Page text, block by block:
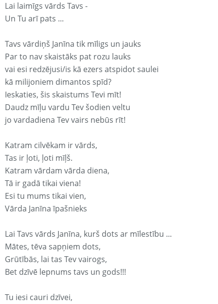
Lai laimīgs vārds Tavs -
Un Tu arī pats ...
Tavs vārdiņš Janīna tik mīligs un jauks
Par to nav skaistāks pat rozu lauks
vai esi redzējusi/is kā ezers atspidot saulei
kā milijoniem dimantos spīd?
Ieskaties, šis skaistums Tevi mīt!
Daudz mīļu vardu Tev šodien veltu
jo vardadiena Tev vairs nebūs rīt!
Katram cilvēkam ir vārds,
Tas ir ļoti, ļoti mīļš.
Katram vārdam vārda diena,
Tā ir gadā tikai viena!
Esi tu mums tikai vien,
Vārda Janīna īpašnieks
Lai Tavs vārds Janīna, kurš dots ar mīlestību ...
Mātes, tēva sapņiem dots,
Grūtībās, lai tas Tev vairogs,
Bet dzīvē lepnums tavs un gods!!!
Tu iesi cauri dzīvei,